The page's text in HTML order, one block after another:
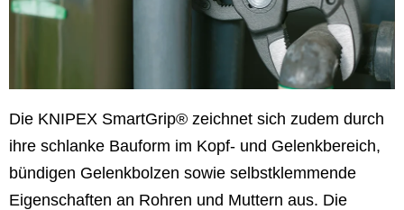
Die KNIPEX SmartGrip® zeichnet sich zudem durch
ihre schlanke Bauform im Kopf- und Gelenkbereich,
bündigen Gelenkbolzen sowie selbstklemmende
Eigenschaften an Rohren und Muttern aus. Die